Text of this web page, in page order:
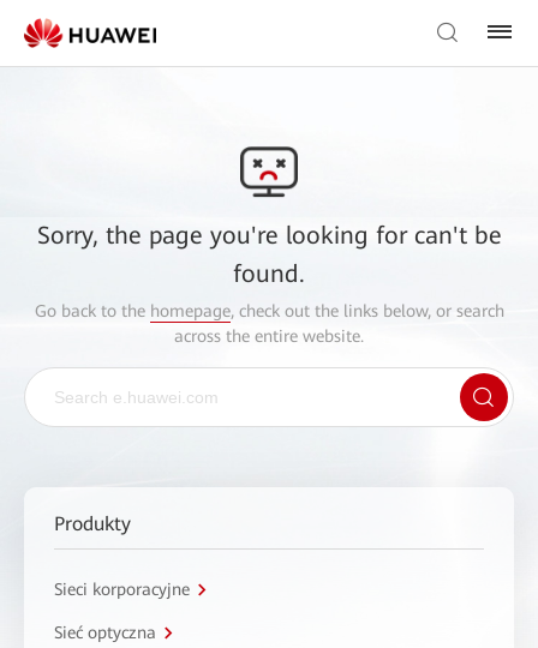
Sorry, the page you're looking for can't be
found.
Go back to the homepage, check out the links below, or search
across the entire website.
Produkty
Sieci korporacyjne
Sieć optyczna